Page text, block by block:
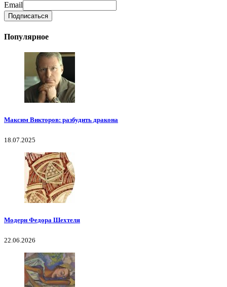
Email
Популярное
Максим Викторов: разбудить дракона
18.07.2025
Модерн Федора Шехтеля
22.06.2026